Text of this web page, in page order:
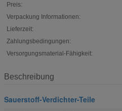
Preis:
Verpackung Informationen:
Lieferzeit:
Zahlungsbedingungen:
Versorgungsmaterial-Fähigkeit:
Beschreibung
Sauerstoff-Verdichter-Teile